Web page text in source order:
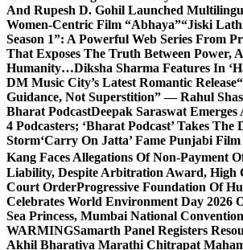
And Rupesh D. Gohil Launched
Women-Centric Film “Abhaya”“Jiski
Season 1”: A Powerful Web Series From
That Exposes The Truth Between Power,
Humanity…Diksha Sharma Features In
DM Music City’s Latest Romantic Release
Guidance, Not Superstition” — Rahul
Bharat PodcastDeepak Saraswat Emerges
4 Podcasters; ‘Bharat Podcast’ Takes
Storm‘Carry On Jatta’ Fame Punjabi
Kang Faces Allegations Of Non-Payment
Liability, Despite Arbitration Award, High
Court OrderProgressive Foundation Of
Celebrates World Environment Day 2026
Sea Princess, Mumbai National
WARMINGSamarth Panel Registers
Akhil Bharatiya Marathi Chitrapat